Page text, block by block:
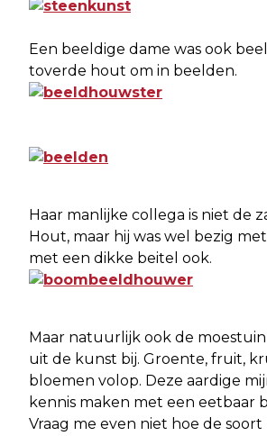
Een beeldige dame was ook
toverde hout om in beelden.
Haar manlijke collega is niet de
Hout, maar hij was wel bezig
met een dikke beitel ook.
Maar natuurlijk ook de
uit de kunst bij. Groente, fruit,
bloemen volop. Deze aardige
kennis maken met een eetbaar
Vraag me even niet hoe de